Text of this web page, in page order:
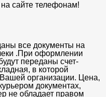
сайте телефонам!
все документы на
.При оформлении
переданы счет-
в которой
организации. Цена,
документах,
не обладает правом